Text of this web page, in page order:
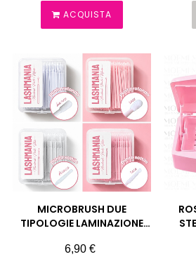
ACQUISTA
MICROBRUSH DUE
TIPOLOGIE LAMINAZIONE
LASHMANIA
Prezzo
6,90 €